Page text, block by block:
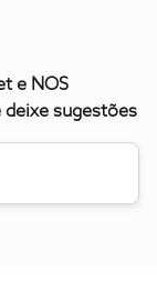
e NOS
deixe sugestões